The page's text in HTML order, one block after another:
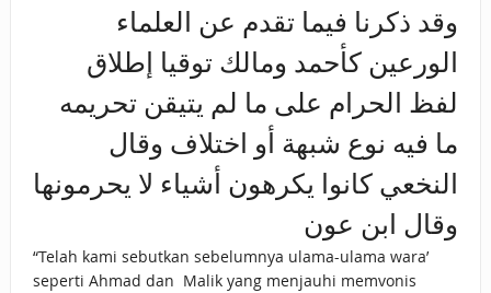
وقد ذكرنا فيما تقدم عن العلماء
الورعين كأحمد ومالك توقيا إطلاق
لفظ الحرام على ما لم يتيقن تحريمه
ما فيه نوع شبهة أو اختلاف وقال
النخعي كانوا يكرهون أشياء لا يحرمونها
وقال ابن عون
“Telah kami sebutkan sebelumnya ulama-ulama wara’
seperti Ahmad dan Malik yang menjauhi memvonis